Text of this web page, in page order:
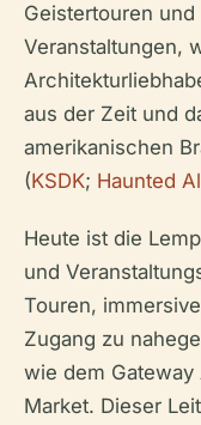
Geistertouren
Veranstaltungen,
aus der Zeit und
amerikanischen
(KSDK; Haunted
Heute ist die
und
Touren,
Zugang zu
wie dem Gateway
Market. Dieser